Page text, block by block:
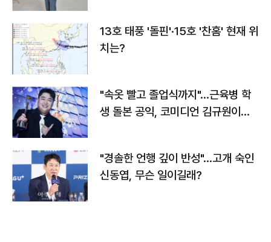
13호 태풍 '돌핀'·15호 '찬홈' 현재 위
치는?
"속옷 빨고 졸업식까지"…근육병 학
생 돌본 공익, 코미디언 김규원이었
"경솔한 언행 깊이 반성"…고개 숙인
신동엽, 무슨 일이길래?